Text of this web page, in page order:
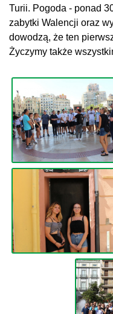
Turii. Pogoda - ponad
zabytki Walencji oraz
dowodzą, że ten
Życzymy także